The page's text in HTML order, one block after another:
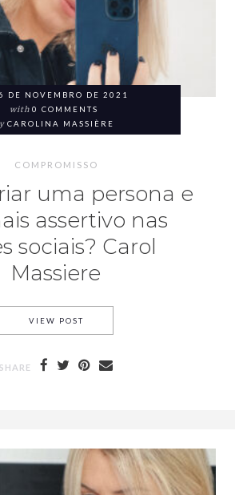
DE NOVEMBRO DE 2021
with 0 COMMENTS
CAROLINA MASSIÈRE
COMPROMISSO
uma persona e
assertivo nas
sociais? Carol
Massiere
VIEW POST
SHARE